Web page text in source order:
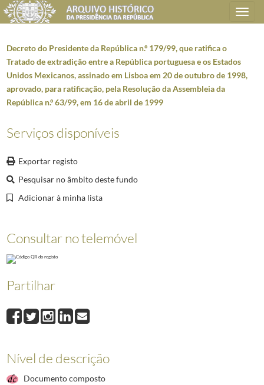
Toggle
navigation
Plano de classificação
Presidência da República
CC0213Promulgação de diplomas
CC02130101
6000 Resoluções da Assembleia da República e respetivos Decretos
00001 Decreto do Presidente da República n.º 179/99, que ratifica o
00004Resolução da Assembleia da República n.º 80-B/99, de 17 de
00009
Decreto do Presidente da República n.º 5/2000, de 6 de março,
Decreto do Presidente da República n.º 179/99, que ratifica o
Tratado de extradição entre a República portuguesa e os Estados
Unidos Mexicanos, assinado em Lisboa em 20 de outubro de 1998,
aprovado, para ratificação, pela Resolução da Assembleia da
República n.º 63/99, em 16 de abril de 1999
Serviços disponíveis
Exportar registo
Pesquisar no âmbito deste fundo
Adicionar à minha lista
Consultar no telemóvel
Partilhar
Nível de descrição
Documento composto